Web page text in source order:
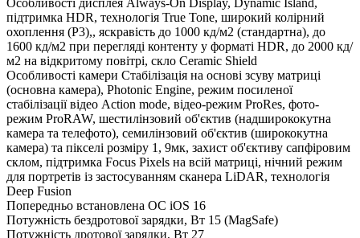
Особливості дисплея Always-On Display, Dynamic Island,
підтримка HDR, технологія True Tone, широкий колірний
охоплення (P3),, яскравість до 1000 кд/м2 (стандартна), до
1600 кд/м2 при перегляді контенту у форматі HDR, до 2000 кд/
м2 на відкритому повітрі, скло Ceramic Shield
Особливості камери Стабілізація на основі зсуву матриці
(основна камера), Photonic Engine, режим посиленої
стабілізації відео Action mode, відео-режим ProRes, фото-
режим ProRAW, шестилінзовий об'єктив (надширококутна
камера та телефото), семилінзовий об'єктив (ширококутна
камера) та пікселі розміру 1, 9мк, захист об'єктиву сапфіровим
склом, підтримка Focus Pixels на всій матриці, нічний режим
для портретів із застосуванням сканера LiDAR, технологія
Deep Fusion
Попередньо встановлена ОС iOS 16
Потужність бездротової зарядки, Вт 15 (MagSafe)
Потужність дротової зарядки, Вт 27